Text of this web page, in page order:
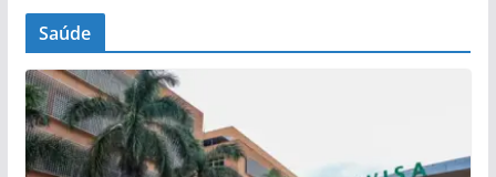
Saúde